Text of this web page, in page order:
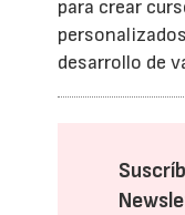
para crear
desarrollo de